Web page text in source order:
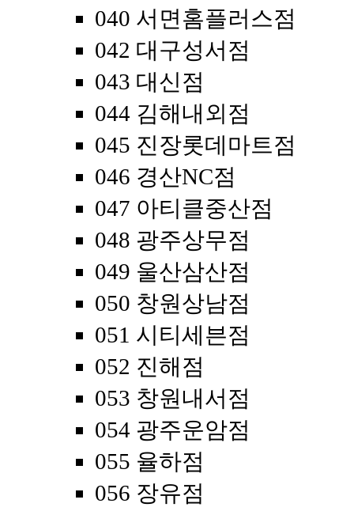
040 서면홈플러스점
042 대구성서점
043 대신점
044 김해내외점
045 진장롯데마트점
046 경산NC점
047 아티클중산점
048 광주상무점
049 울산삼산점
050 창원상남점
051 시티세븐점
052 진해점
053 창원내서점
054 광주운암점
055 율하점
056 장유점